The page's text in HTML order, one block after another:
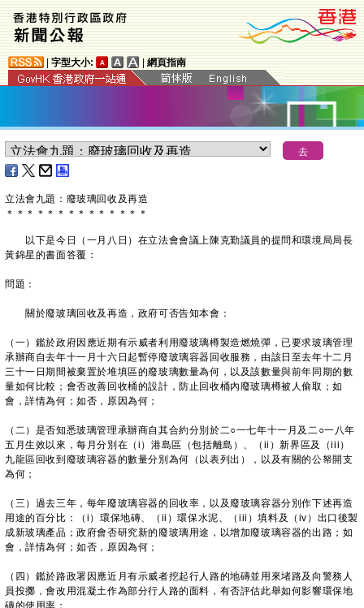
字型大小: 網頁指南
立法會九題：廢玻璃回收及再造
＊ ＊ ＊ ＊ ＊ ＊ ＊ ＊ ＊ ＊ ＊ ＊ ＊ ＊
以下是今日（一月八日）在立法會會議上陳克勤議員的提問和環境局局長
黃錦星的書面答覆：
問題：
關於廢玻璃回收及再造，政府可否告知本會：
（一）鑑於政府因應近期有示威者利用廢玻璃樽製造燃燒彈，已要求玻璃管理
承辦商自去年十一月十六日起暫停廢玻璃容器回收服務，由該日至去年十二月
三十一日期間被棄置於堆填區的廢玻璃數量為何，以及該數量與前年同期的數
量如何比較；會否改善回收桶的設計，防止回收桶內廢玻璃樽被人偷取；如
會，詳情為何；如否，原因為何；
（二）是否知悉玻璃管理承辦商自其合約分別於二○一七年十一月及二○一八年
五月生效以來，每月分別在（i）港島區（包括離島）、（ii）新界區及（iii）
九龍區回收到廢玻璃容器的數量分別為何（以表列出），以及有關的公帑開支
為何；
（三）過去三年，每年廢玻璃容器的回收率，以及廢玻璃容器分別作下述再造
用途的百分比：（i）環保地磚、（ii）環保水泥、（iii）填料及（iv）出口後製
成新玻璃產品；政府會否研究新的廢玻璃用途，以增加廢玻璃容器的出路；如
會，詳情為何；如否，原因為何；
（四）鑑於路政署因應近月有示威者挖起行人路的地磚並用來堵路及向警務人
員投擲，會改用混凝土作為部分行人路的面料，有否評估此舉如何影響環保地
磚的使用率；